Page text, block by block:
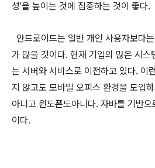
성'을 높이는 것에 집중하는 것이 좋다.
안드로이드는 일반 개인 사용자보다
가 많을 것이다. 현재 기업의 많은 시스
는 서버와 서비스로 이전하고 있다. 이
지 않고도 모바일 오피스 환경을 도입
아니고 윈도폰도아니다. 자바를 기반
이다.